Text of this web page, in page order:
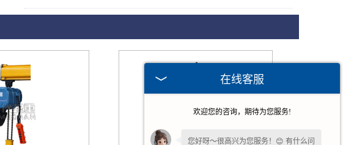
在线客服
欢迎您的咨询，期待为您服务!
您好呀～很高兴为您服务！😊 有什么问